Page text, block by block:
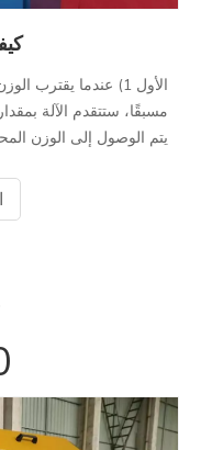
الأول 1) عندما
يتم الوصول إلى الوزن